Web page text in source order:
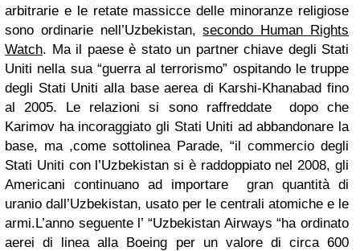
arbitrarie e le retate massicce delle minoranze religiose
sono ordinarie nell’Uzbekistan,secondo Human Rights
Watch. Ma il paese è stato un partner chiave degli Stati
Uniti nella sua “guerra al terrorismo” ospitando le truppe
degli Stati Uniti alla base aerea di Karshi-Khanabad fino
al 2005. Le relazioni si sono raffreddate dopo che
Karimov ha incoraggiato gli Stati Uniti ad abbandonare la
base, ma ,come sottolinea Parade, “il commercio degli
Stati Uniti con l’Uzbekistan si è raddoppiato nel 2008, gli
Americani continuano ad importare gran quantità di
uranio dall’Uzbekistan, usato per le centrali atomiche e le
armi.L’anno seguente l’ “Uzbekistan Airways “ha ordinato
aerei di linea alla Boeing per un valore di circa 600